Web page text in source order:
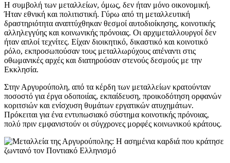
Η συμβολή των μεταλλείων, όμως, δεν ήταν μόνο οικονομική.
Ήταν εθνική και πολιτιστική. Γύρω από τη μεταλλευτική
δραστηριότητα αναπτύχθηκαν θεσμοί αυτοδιοίκησης, κοινοτικής
αλληλεγγύης και κοινωνικής πρόνοιας. Οι αρχιμεταλλουργοί δεν
ήταν απλοί τεχνίτες. Είχαν διοικητικό, δικαστικό και κοινοτικό
ρόλο, εκπροσωπούσαν τους μεταλλωρύχους απέναντι στις
οθωμανικές αρχές και διατηρούσαν στενούς δεσμούς με την
Εκκλησία.
Στην Αργυρούπολη, από τα κέρδη των μεταλλείων κρατούνταν
ποσοστό για έργα οδοποιίας, εκπαίδευση, προικοδότηση ορφανών
κοριτσιών και ενίσχυση θυμάτων εργατικών ατυχημάτων.
Πρόκειται για ένα εντυπωσιακό σύστημα κοινοτικής πρόνοιας,
πολύ πριν εμφανιστούν οι σύγχρονες μορφές κοινωνικού κράτους.